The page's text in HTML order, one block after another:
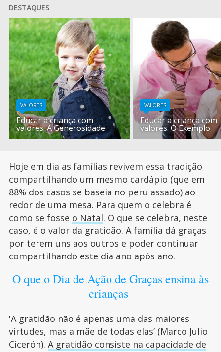
DESTAQUES
VALORES
Educar a criança com
valores. A Generosidade
VALORES
Educar a criança com
valores. O Exemplo
Hoje em dia as famílias revivem essa tradição
compartilhando um mesmo cardápio (que em
88% dos casos se baseia no peru assado) ao
redor de uma mesa. Para quem o celebra é
como se fosse o Natal. O que se celebra, neste
caso, é o valor da gratidão. A família dá graças
por terem uns aos outros e poder continuar
compartilhando este dia ano após ano.
O que o Dia de Ação de Graças ensina às
crianças
'A gratidão não é apenas uma das maiores
virtudes, mas a mãe de todas elas’ (Marco Julio
Cicerón). A gratidão consiste na capacidade de